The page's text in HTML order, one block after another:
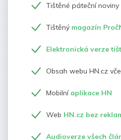
Tištěné páteční
Tištěný magazín
Elektronická verze
Obsah webu HN.cz
Mobilní aplikace HN
Web HN.cz bez
Audioverze všech